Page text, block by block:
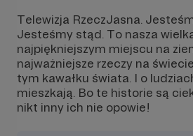
Telewizja RzeczJasna.
Jesteśmy stąd. To nasza
najpiękniejszym miejscu na
najważniejsze rzeczy na
tym kawałku świata. I o
mieszkają. Bo te historie są
nikt inny ich nie opowie!